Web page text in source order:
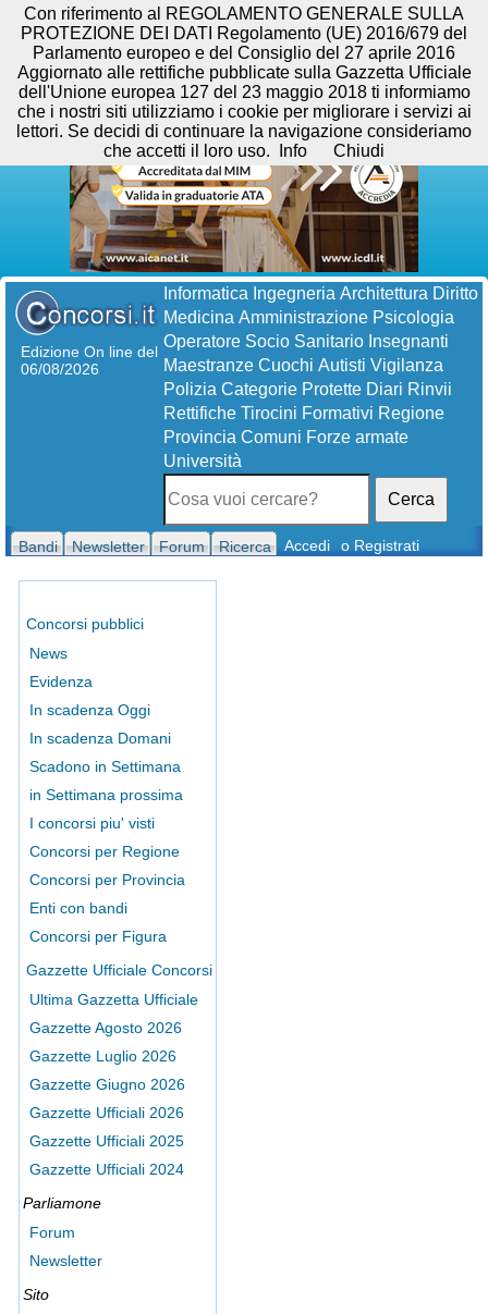
Edizione On line del
06/08/2026
Informatica Ingegneria Architettura Diritto
Medicina Amministrazione Psicologia
Operatore Socio Sanitario Insegnanti
Maestranze Cuochi Autisti Vigilanza
Polizia Categorie Protette Diari Rinvii
Rettifiche Tirocini Formativi Regione
Provincia Comuni Forze armate
Università
Cerca
Bandi Newsletter Forum Ricerca Accedi o Registrati
Concorsi pubblici
News
Evidenza
In scadenza Oggi
In scadenza Domani
Scadono in Settimana
in Settimana prossima
I concorsi piu' visti
Concorsi per Regione
Concorsi per Provincia
Enti con bandi
Concorsi per Figura
Gazzette Ufficiale Concorsi
Ultima Gazzetta Ufficiale
Gazzette Agosto 2026
Gazzette Luglio 2026
Gazzette Giugno 2026
Gazzette Ufficiali 2026
Gazzette Ufficiali 2025
Gazzette Ufficiali 2024
Parliamone
Forum
Newsletter
Sito
Con riferimento al REGOLAMENTO GENERALE SULLA
PROTEZIONE DEI DATI Regolamento (UE) 2016/679 del
Parlamento europeo e del Consiglio del 27 aprile 2016
Aggiornato alle rettifiche pubblicate sulla Gazzetta Ufficiale
dell'Unione europea 127 del 23 maggio 2018 ti informiamo
che i nostri siti utilizziamo i cookie per migliorare i servizi ai
lettori. Se decidi di continuare la navigazione consideriamo
che accetti il loro uso.
Info Chiudi